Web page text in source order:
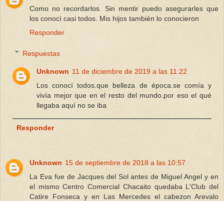
Como no recordarlos. Sin mentir puedo asegurarles que
los conocí casi todos. Mis hijos también lo conocieron
Responder
Respuestas
Unknown 11 de diciembre de 2019 a las 11:22
Los conocí todos.que belleza de época.se comía y
vivía mejor que en el resto del mundo.por eso el qué
llegaba aquí no se iba
Responder
Unknown 15 de septiembre de 2018 a las 10:57
La Eva fue de Jacques del Sol antes de Miguel Angel y en
el mismo Centro Comercial Chacaito quedaba L'Club del
Catire Fonseca y en Las Mercedes el cabezon Arevalo